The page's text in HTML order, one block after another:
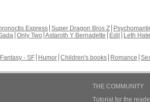
Express Super Dragon Bros Z
Only Two Astaroth Y Bernadette Edil
Leth Hate
Fantasy - SF Humor Children's books Romance
THE COMMUNITY
Tutorial for the